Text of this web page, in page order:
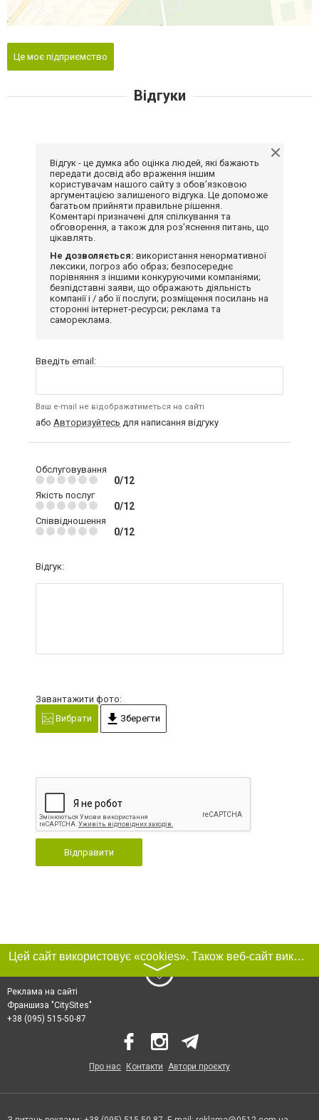
Це моє підприємство
Відгуки
Відгук - це думка або оцінка людей, які бажають
передати досвід або враження іншим
користувачам нашого сайту з обов'язковою
аргументацією залишеного відгука. Це допоможе
багатьом прийняти правильне рішення.
Коментарі призначені для спілкування та
обговорення, а також для роз'яснення питань, що
цікавлять.
Не дозволяється: використання ненормативної
лексики, погроз або образ; безпосереднє
порівняння з іншими конкуруючими компаніями;
безпідставні заяви, що ображають діяльність
компанії і / або її послуги; розміщення посилань на
сторонні інтернет-ресурси; реклама та
самореклама.
Введіть email:
Ваш e-mail не відображатиметься на сайті
або Авторизуйтесь для написання відгуку
Обслуговування
0/12
Якість послуг
0/12
Співвідношення
0/12
Відгук:
Завантажити фото:
Вибрати
Зберегти
Відправити
Цей сайт використовує «cookies». Також веб-сайт використовує інтернет-сервіс для збору технічних даних стосовно відвідувачів з метою отримання маркетингової та статистичної інформації. Умови обробки даних відвідувачів сайту див.
〉
Реклама на сайті
Франшиза "CitySites"
+38 (095) 515-50-87
Про нас Контакти Автори проєкту